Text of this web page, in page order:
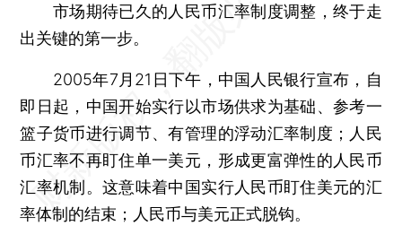
市场期待已久的人民币汇率制度调整，终于走
出关键的第一步。
2005年7月21日下午，中国人民银行宣布，自
即日起，中国开始实行以市场供求为基础、参考一
篮子货币进行调节、有管理的浮动汇率制度；人民
币汇率不再盯住单一美元，形成更富弹性的人民币
汇率机制。这意味着中国实行人民币盯住美元的汇
率体制的结束；人民币与美元正式脱钩。